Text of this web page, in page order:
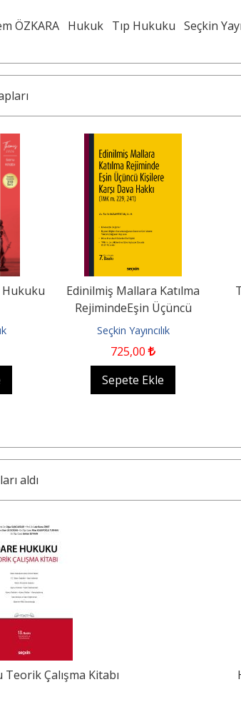
ÖZKARA Hukuk Tıp Hukuku Seçkin
Hukuku
Edinilmiş Mallara Katılma
RejimindeEşin Üçüncü
Kişilere Karşı Dava Hakkı...
Seçkin Yayıncılık
725,00
Sepete Ekle
aldı
Çalışma Kitabı